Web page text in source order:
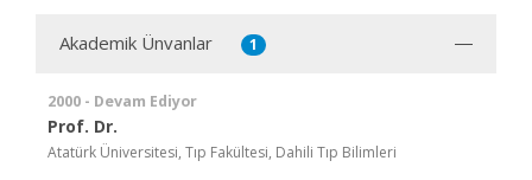
Akademik Ünvanlar 1
2000 - Devam Ediyor
Prof. Dr.
Atatürk Üniversitesi, Tıp Fakültesi, Dahili Tıp Bilimleri